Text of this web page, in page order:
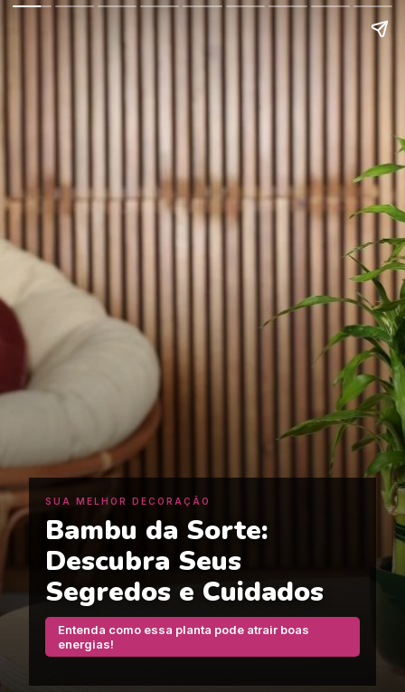
SUA MELHOR DECORAÇÃO
Bambu da Sorte:
Descubra Seus
Segredos e Cuidados
Entenda como essa planta pode atrair boas
energias!